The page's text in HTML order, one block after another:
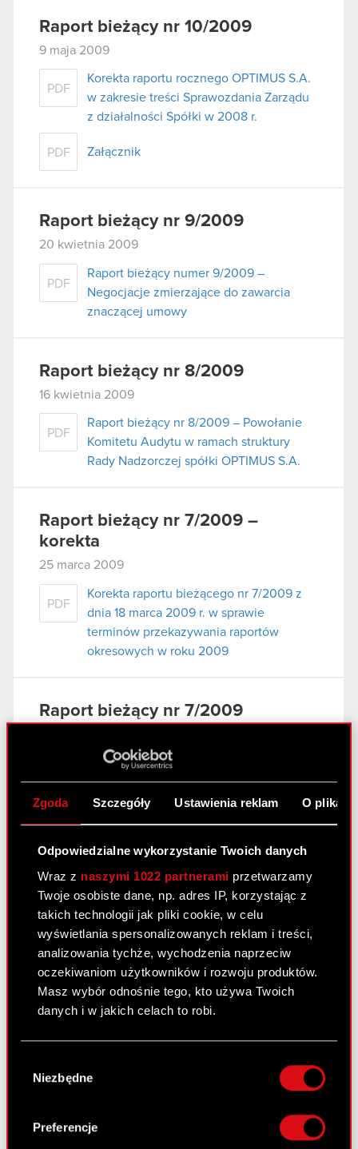
Zgoda Szczegóły Ustawienia reklam O
Odpowiedzialne wykorzystanie Twoich danych
Wraz z naszymi 1022 partnerami przetwarzamy
Twoje osobiste dane, np. adres IP, korzystając z
takich technologii jak pliki cookie, w celu
wyświetlania spersonalizowanych reklam i treści,
analizowania tychże, wychodzenia naprzeciw
oczekiwaniom użytkowników i rozwoju produktów.
Masz wybór odnośnie tego, kto używa Twoich
danych i w jakich celach to robi.
Gromadzić dane dotyczące Twojej
lokalizacji geograficznej z dokładnością nawet
Identyfikować Twoje urządzenie, aktywnie
analizując charakteryzującego je zbiory
zgody
Niezbędne
Preferencje
Raport bieżący nr 10/2009
9 maja 2009
PDF
Korekta raportu rocznego OPTIMUS S.A.
w zakresie treści Sprawozdania Zarządu
z działalności Spółki w 2008 r.
PDF Załącznik
Raport bieżący nr 9/2009
20 kwietnia 2009
PDF
Raport bieżący numer 9/2009 –
Negocjacje zmierzające do zawarcia
znaczącej umowy
Raport bieżący nr 8/2009
16 kwietnia 2009
PDF
Raport bieżący nr 8/2009 – Powołanie
Komitetu Audytu w ramach struktury
Rady Nadzorczej spółki OPTIMUS S.A.
Raport bieżący nr 7/2009 –
korekta
25 marca 2009
PDF
Korekta raportu bieżącego nr 7/2009 z
dnia 18 marca 2009 r. w sprawie
terminów przekazywania raportów
okresowych w roku 2009
Raport bieżący nr 7/2009
Raport bieżący nr 7/2009– Nowe terminy
przekazywania raportów okresowych w
roku 2009
Raport bieżący nr 6/2009
20 lutego 2009
PDF
Raport bieżący nr 6/2009 – Zmiany w
składzie Zarządu Optimus S.A.
Raport bieżący nr 5/2009
18 lutego 2009
Korekta raportu kwartalnego za IV
Raport bieżący nr 4/2009